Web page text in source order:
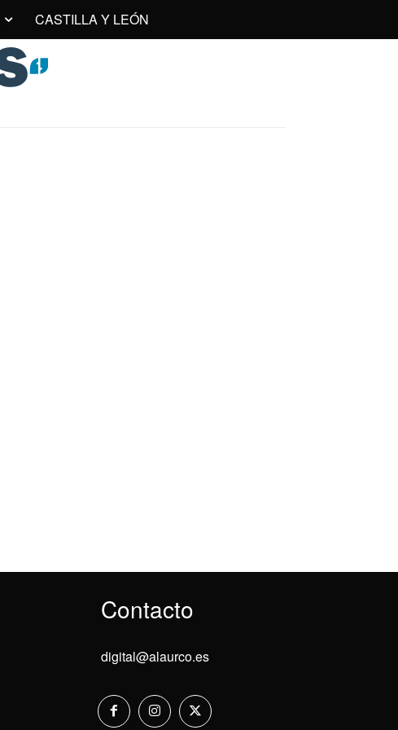
CASTILLA Y LEÓN
Contacto
digital@alaurco.es